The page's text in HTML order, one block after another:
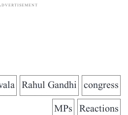
congress
Rahul Gandhi
Reactions
MPs